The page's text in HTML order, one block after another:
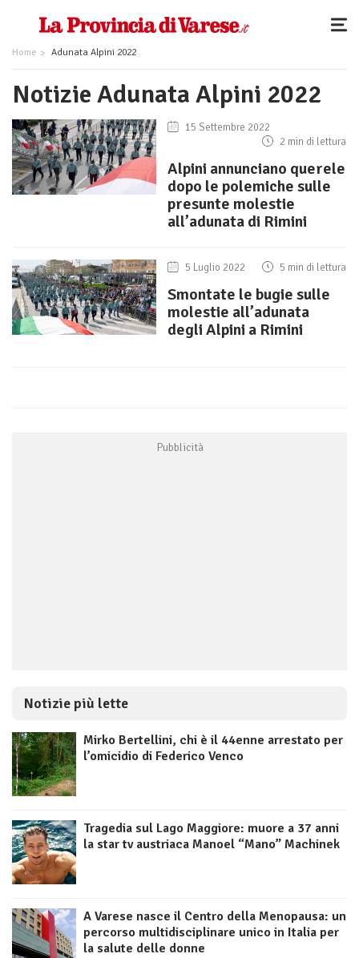
Home Adunata Alpini 2022
Notizie Adunata Alpini 2022
15 Settembre 2022
2 min di lettura
Alpini annunciano querele
dopo le polemiche sulle
presunte molestie
all’adunata di Rimini
5 Luglio 2022 5 min di lettura
Smontate le bugie sulle
molestie all’adunata
degli Alpini a Rimini
Notizie più lette
Mirko Bertellini, chi è il 44enne arrestato per
l’omicidio di Federico Venco
Tragedia sul Lago Maggiore: muore a 37 anni
la star tv austriaca Manoel “Mano” Machinek
A Varese nasce il Centro della Menopausa: un
percorso multidisciplinare unico in Italia per
la salute delle donne